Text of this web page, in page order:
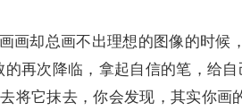
却总画不出理想的图像的时候
的再次降临，拿起自信的笔，给
将它抹去，你会发现，其实你画